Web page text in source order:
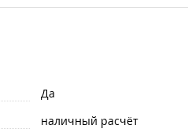
Да
наличный расчёт